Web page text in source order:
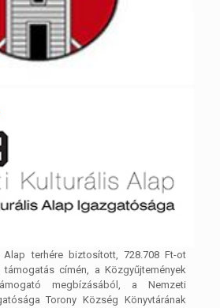
terhére biztosított, 728.708 Ft-ot
címén, a Közgyűjtemények
megbízásából, a Nemzeti
Torony Község Könyvtárának